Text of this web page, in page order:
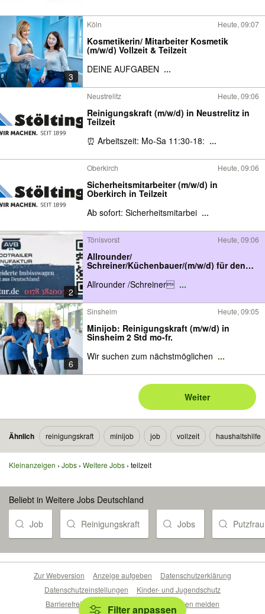
3
Köln Heute, 09:07
Kosmetikerin/ Mitarbeiter Kosmetik
(m/w/d) Vollzeit & Teilzeit
DEINE AUFGABEN ...
Neustrelitz Heute, 09:06
Reinigungskraft (m/w/d) in Neustrelitz in
Teilzeit
⏰ Arbeitszeit: Mo-Sa 11:30-18: ...
Oberkirch Heute, 09:06
Sicherheitsmitarbeiter (m/w/d) in
Oberkirch in Teilzeit
Ab sofort: Sicherheitsmitarbei ...
2
Tönisvorst Heute, 09:06
Allrounder/
Schreiner/Küchenbauer/(m/w/d) für den
Allrounder /Schreiner ...
6
Sinsheim Heute, 09:05
Minijob: Reinigungskraft (m/w/d) in
Sinsheim 2 Std mo-fr.
Wir suchen zum nächstmöglichen ...
Weiter
Ähnlich reinigungskraft minijob job vollzeit haushaltshilfe
Kleinanzeigen Jobs Weitere Jobs teilzeit
Beliebt in Weitere Jobs Deutschland
Job Reinigungskraft Jobs Putzfrau
Filter anpassen
Zur Webversion Anzeige aufgeben
Datenschutzerklärung
Datenschutzeinstellungen
Kinder- und Jugendschutz
Barrierefreiheitserklärung
Sicherheitslücken melden